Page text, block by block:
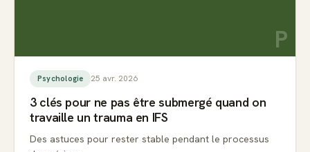
P
Psychologie 25 avr. 2026
3 clés pour ne pas être submergé quand on
travaille un trauma en IFS
Des astuces pour rester stable pendant le processus